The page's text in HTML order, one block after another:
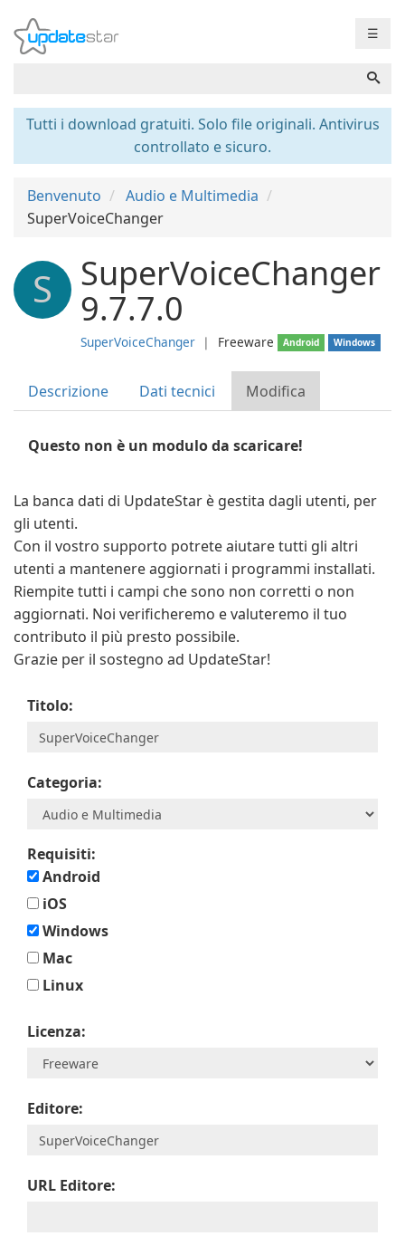
☰
Tutti i download gratuiti. Solo file originali. Antivirus
controllato e sicuro.
Benvenuto
Audio e Multimedia
SuperVoiceChanger
S SuperVoiceChanger
9.7.7.0
SuperVoiceChanger ❘ Freeware Android Windows
Descrizione Dati tecnici Modifica
Questo non è un modulo da scaricare!
La banca dati di UpdateStar è gestita dagli utenti, per
gli utenti.
Con il vostro supporto potrete aiutare tutti gli altri
utenti a mantenere aggiornati i programmi installati.
Riempite tutti i campi che sono non corretti o non
aggiornati. Noi verificheremo e valuteremo il tuo
contributo il più presto possibile.
Grazie per il sostegno ad UpdateStar!
Titolo:
Categoria:
Requisiti:
Android
iOS
Windows
Mac
Linux
Licenza:
Editore:
URL Editore: